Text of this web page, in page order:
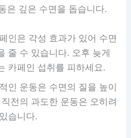
은 깊은 수면을 돕습니다.
인은 각성 효과가 있어 수면
줄 수 있습니다. 오후 늦게
카페인 섭취를 피하세요.
인 운동은 수면의 질을 높이
전의 과도한 운동은 오히려
습니다.